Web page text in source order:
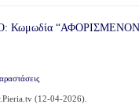
(12-04-2026).